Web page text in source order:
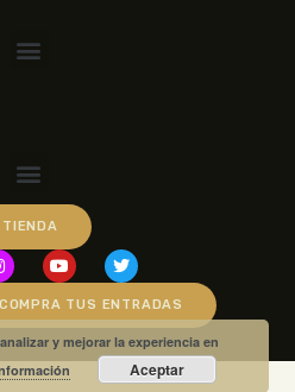
COMPRA TUS ENTRADAS
y mejorar la experiencia en
Aceptar